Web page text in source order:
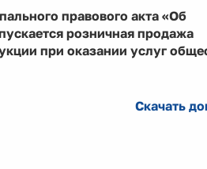
правового акта «Об
розничная продажа
при оказании услуг
Скачать